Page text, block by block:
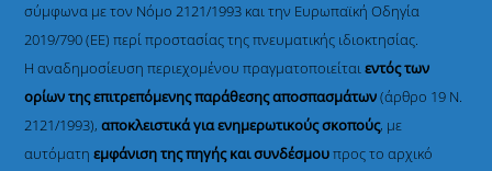
σύμφωνα με τον Νόμο 2121/1993 και την Ευρωπαϊκή Οδηγία
2019/790 (ΕΕ) περί προστασίας της πνευματικής ιδιοκτησίας.
Η αναδημοσίευση περιεχομένου πραγματοποιείταιεντός των
ορίων της επιτρεπόμενης παράθεσης αποσπασμάτων(άρθρο 19 Ν.
2121/1993), αποκλειστικά για ενημερωτικούς σκοπούς, με
αυτόματηεμφάνιση της πηγής και συνδέσμουπρος το αρχικό